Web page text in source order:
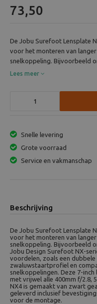
73,50
De Jobu Surefoot Lensplate
voor het monteren van
snelkoppeling. Bijvoorbeeld
Lees meer
Snelle levering
Grote voorraad
Service en vakmanschap
Beschrijving
De Jobu Surefoot Lensplate
voor het monteren van
snelkoppeling. Bijvoorbeeld
Jobu Design Surefoot NX-
voordelen, zoals een
zwaluwstaartprofiel en
snelkoppelingen. Deze 7-
met vrijwel alle 400mm f/2.8,
NX4 is gemaakt van zwart
geleverd inclusief
voor de montage.